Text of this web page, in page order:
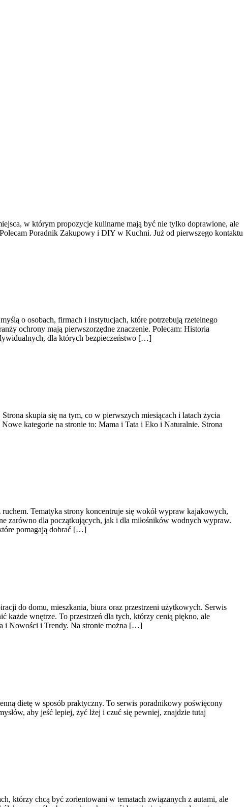
w którym propozycje kulinarne mają być nie tylko doprawione, ale
Poradnik Zakupowy i DIY w Kuchni. Już od pierwszego kontaktu
o osobach, firmach i instytucjach, które potrzebują rzetelnego
ochrony mają pierwszorzędne znaczenie. Polecam: Historia
dla których bezpieczeństwo […]
skupia się na tym, co w pierwszych miesiącach i latach życia
kategorie na stronie to: Mama i Tata i Eko i Naturalnie. Strona
Tematyka strony koncentruje się wokół wypraw kajakowych,
zarówno dla początkujących, jak i dla miłośników wodnych wypraw.
pomagają dobrać […]
do domu, mieszkania, biura oraz przestrzeni użytkowych. Serwis
każde wnętrze. To przestrzeń dla tych, którzy cenią piękno, ale
i Nowości i Trendy. Na stronie można […]
dietę w sposób praktyczny. To serwis poradnikowy poświęcony
aby jeść lepiej, żyć lżej i czuć się pewniej, znajdzie tutaj
którzy chcą być zorientowani w tematach związanych z autami, ale